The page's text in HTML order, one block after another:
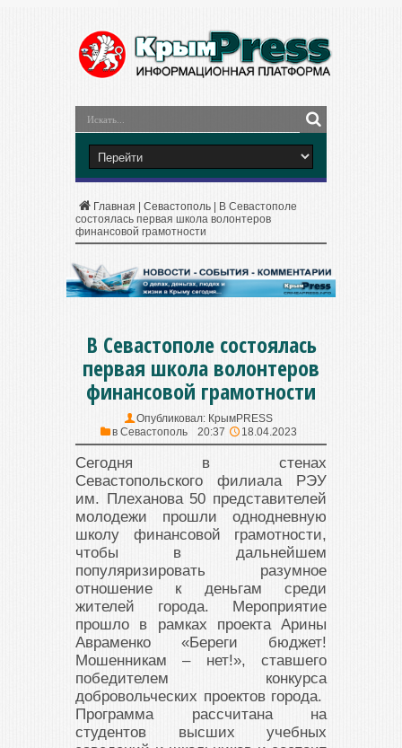
Главная Севастополь
В Севастополе
состоялась первая школа волонтеров
финансовой грамотности
В Севастополе состоялась
первая школа волонтеров
финансовой грамотности
Опубликовал: КрымPRESS
в Севастополь 20:37 18.04.2023
Сегодня в стенах
Севастопольского филиала РЭУ
им. Плеханова 50 представителей
молодежи прошли однодневную
школу финансовой грамотности,
чтобы в дальнейшем
популяризировать разумное
отношение к деньгам среди
жителей города. Мероприятие
прошло в рамках проекта Арины
Авраменко «Береги бюджет!
Мошенникам – нет!», ставшего
победителем конкурса
добровольческих проектов города.
Программа рассчитана на
студентов высших учебных